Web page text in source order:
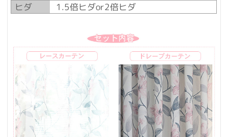
ヒダ
1.5倍ヒダor2倍ヒダ